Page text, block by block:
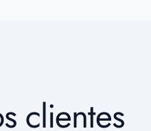
clientes